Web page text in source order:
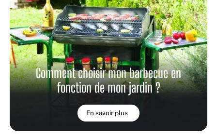
Comment choisir mon barbecue en
fonction de mon jardin ?
En savoir plus